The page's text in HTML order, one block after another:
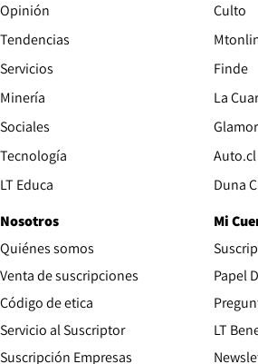
Opinión
Tendencias
Servicios
Minería
Sociales
Tecnología
LT Educa
Culto
Finde
La
Auto.cl
Duna
Nosotros
Quiénes somos
Venta de suscripciones
Código de etica Opens in new window
Servicio al Suscriptor
Suscripción Empresas
Mi
Papel
LT